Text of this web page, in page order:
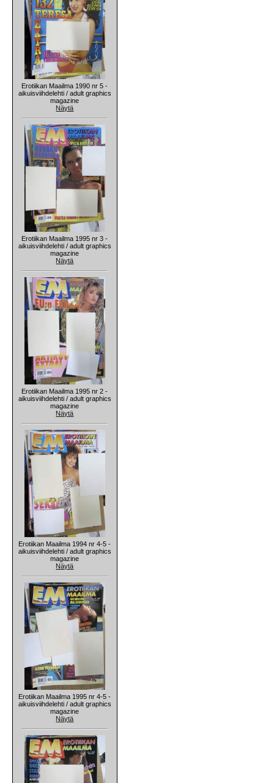
Erotiikan Maailma 1990 nr 5 -
aikuisviihdelehti / adult graphics
magazine
Näytä
Erotiikan Maailma 1995 nr 3 -
aikuisviihdelehti / adult graphics
magazine
Näytä
Erotiikan Maailma 1995 nr 2 -
aikuisviihdelehti / adult graphics
magazine
Näytä
Erotiikan Maailma 1994 nr 4-5 -
aikuisviihdelehti / adult graphics
magazine
Näytä
Erotiikan Maailma 1995 nr 4-5 -
aikuisviihdelehti / adult graphics
magazine
Näytä